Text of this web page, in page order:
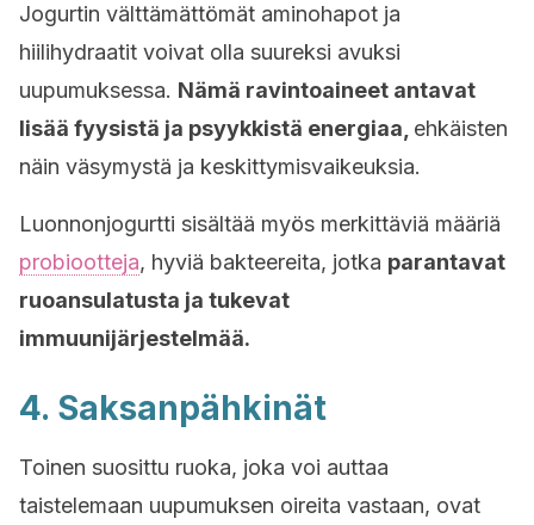
Jogurtin välttämättömät aminohapot ja
hiilihydraatit voivat olla suureksi avuksi
uupumuksessa. Nämä ravintoaineet antavat
lisää fyysistä ja psyykkistä energiaa, ehkäisten
näin väsymystä ja keskittymisvaikeuksia.
Luonnonjogurtti sisältää myös merkittäviä määriä
probiootteja, hyviä bakteereita, jotka parantavat
ruoansulatusta ja tukevat
immuunijärjestelmää.
4. Saksanpähkinät
Toinen suosittu ruoka, joka voi auttaa
taistelemaan uupumuksen oireita vastaan, ovat